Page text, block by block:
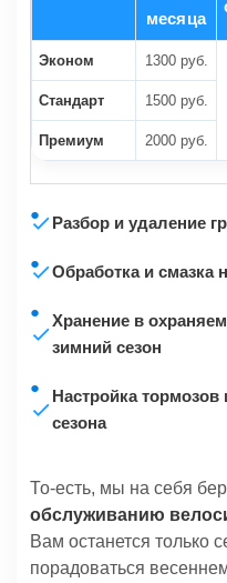
месяца
Эконом 1300 руб.
Стандарт 1500 руб.
Премиум 2000 руб.
Разбор и удаление
Обработка и смазка
Хранение в
зимний сезон
Настройка
сезона
То-есть, мы на себя
обслуживанию
Вам останется только
порадоваться